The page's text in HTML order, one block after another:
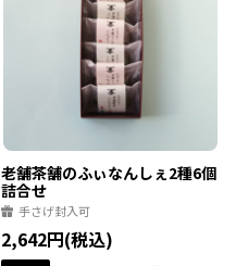
老舗茶舗のふぃなんしぇ2種6個
詰合せ
手さげ封入可
2,642円(税込)